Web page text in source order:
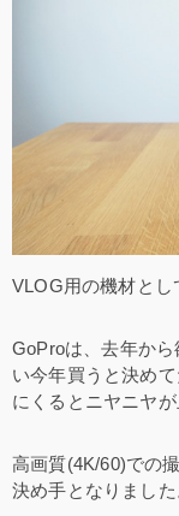
VLOG用の機材とし
GoProは、去年か
い今年買うと決め
にくるとニヤニヤ
高画質(4K/60)での
決め手となりました